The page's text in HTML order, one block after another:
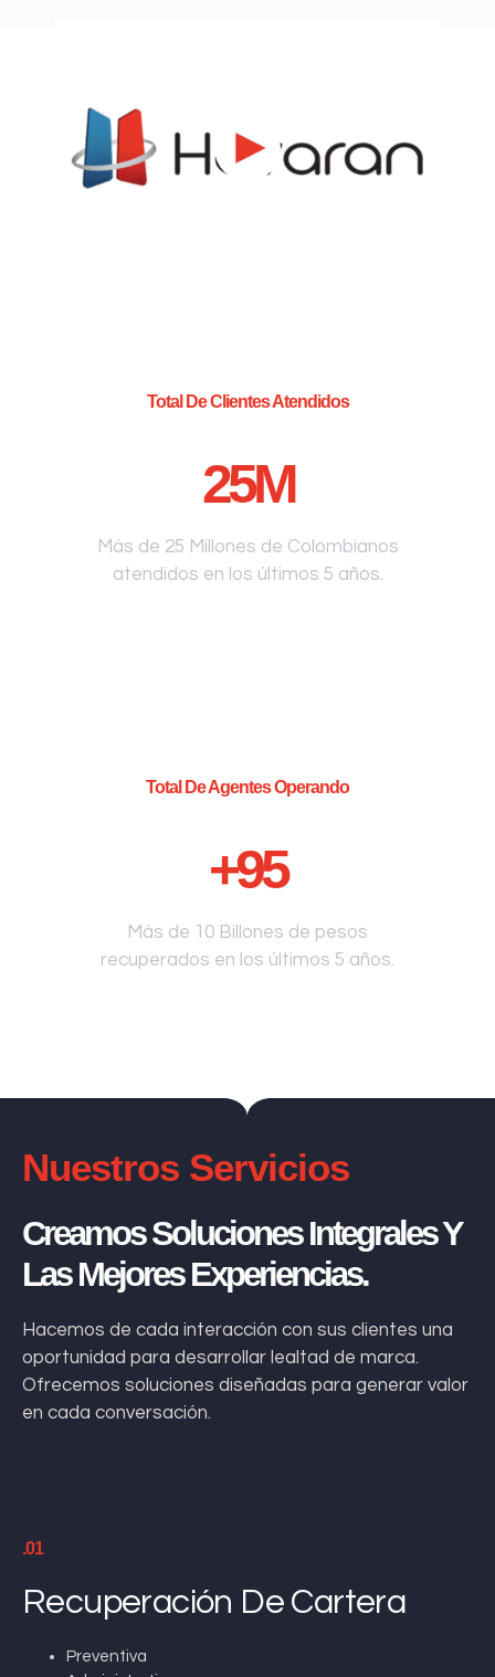
Total De Clientes Atendidos
25M
Más de 25 Millones de Colombianos
atendidos en los últimos 5 años.
Total De Agentes Operando
+95
Más de 10 Billones de pesos
recuperados en los últimos 5 años.
Nuestros Servicios
Creamos Soluciones Integrales Y
Las Mejores Experiencias.
Hacemos de cada interacción con sus clientes una
oportunidad para desarrollar lealtad de marca.
Ofrecemos soluciones diseñadas para generar valor
en cada conversación.
.01
Recuperación De Cartera
Preventiva